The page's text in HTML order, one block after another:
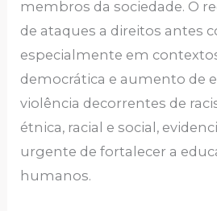
membros da sociedade. O
de ataques a direitos antes
especialmente em
democrática e aumento de
violência decorrentes de
étnica, racial e social,
urgente de fortalecer a
humanos.